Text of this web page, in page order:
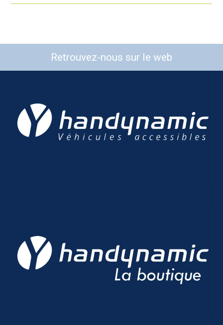
Retrouvez-nous sur le web